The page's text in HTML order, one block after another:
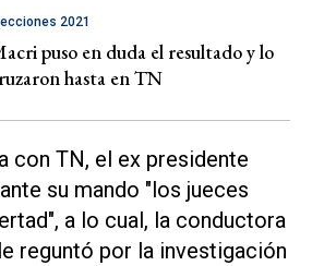
2021
puso en duda el resultado y lo
hasta en TN
con TN, el ex presidente
su mando "los jueces
a lo cual, la conductora
le reguntó por la investigación